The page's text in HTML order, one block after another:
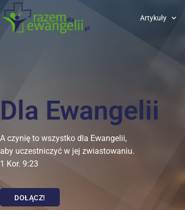
Artykuły
Dla Ewangelii
A czynię to wszystko dla Ewangelii,
aby uczestniczyć w jej zwiastowaniu.
1 Kor. 9:23
DOŁĄCZ!